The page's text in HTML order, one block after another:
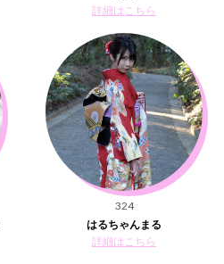
詳細はこちら
324
はるちゃんまる
詳細はこちら